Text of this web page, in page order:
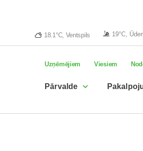
18.1°C, Ventspils 19°C,
Uzņēmējiem Viesiem
Pārvalde